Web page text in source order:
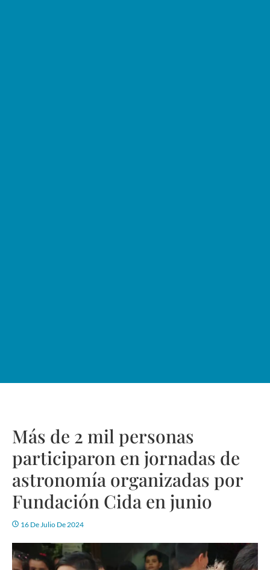
Más de 2 mil personas
participaron en jornadas de
astronomía organizadas por
Fundación Cida en junio
16 De Julio De 2024